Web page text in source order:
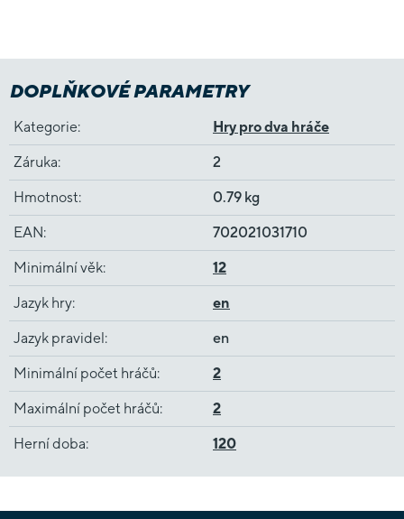
DOPLŇKOVÉ PARAMETRY
Kategorie: Hry pro dva hráče
Záruka: 2
Hmotnost: 0.79 kg
EAN: 702021031710
Minimální věk: 12
Jazyk hry: en
Jazyk pravidel: en
Minimální počet hráčů: 2
Maximální počet hráčů: 2
Herní doba: 120